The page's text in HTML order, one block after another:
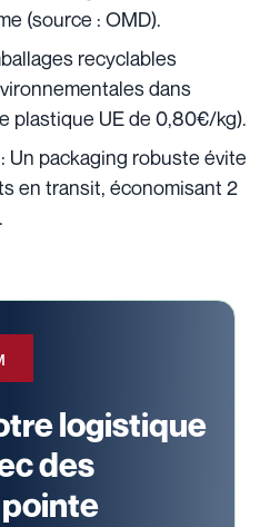
(source : OMD).
recyclables
dans
plastique UE de 0,80€/kg).
: Un packaging robuste évite
en transit, économisant 2
logistique
des